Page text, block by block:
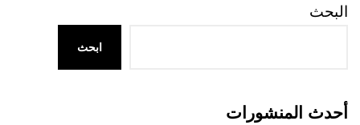
البحث
ابحث
أحدث المنشورات